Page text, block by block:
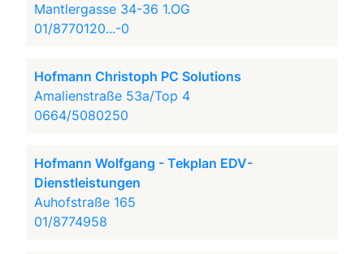
Mantlergasse 34-36 1.OG
01/8770120...-0
Hofmann Christoph PC Solutions
Amalienstraße 53a/Top 4
0664/5080250
Hofmann Wolfgang - Tekplan EDV-
Dienstleistungen
Auhofstraße 165
01/8774958